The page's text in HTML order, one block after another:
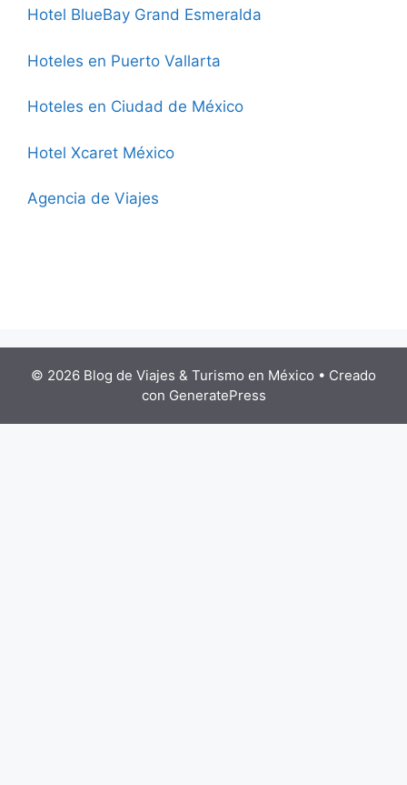
Hotel BlueBay Grand Esmeralda
Hoteles en Puerto Vallarta
Hoteles en Ciudad de México
Hotel Xcaret México
Agencia de Viajes
© 2026 Blog de Viajes & Turismo en México • Creado
con GeneratePress